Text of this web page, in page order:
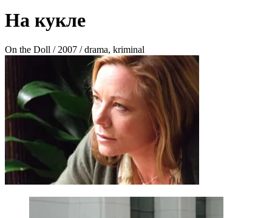
На кукле
On the Doll / 2007 / drama, kriminal